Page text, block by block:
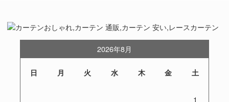
2026年8月
日 月 火 水 木 金 土
1